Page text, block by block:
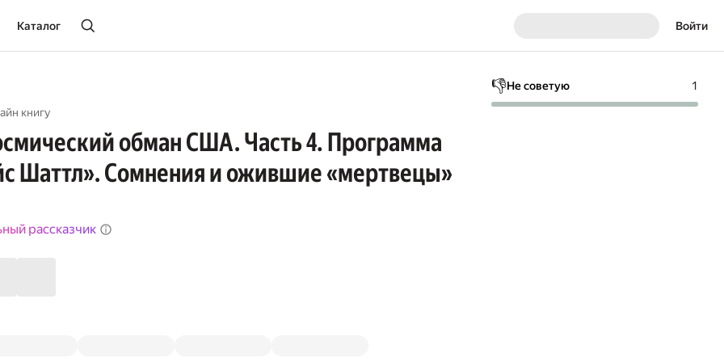
Каталог Войти
книгу
обман США. Часть 4. Программа
Шаттл». Сомнения и ожившие «мертвецы»
рассказчик
👎Не советую 1